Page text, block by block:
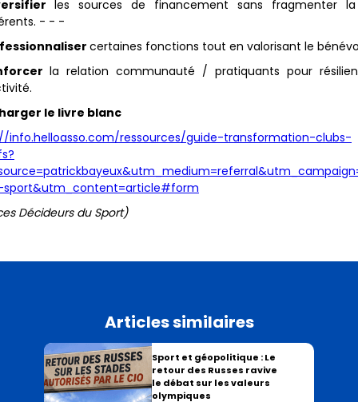
les sources de financement sans fragmenter
- - -
certaines fonctions tout en valorisant le
la relation communauté / pratiquants pour
le livre blanc
info.helloasso.com/ressources/guide-transformation-clubs-
sport&utm_content=article#form
Décideurs du Sport)
Articles similaires
Sport et géopolitique : Le
retour des Russes ravive
le débat sur les valeurs
olympiques